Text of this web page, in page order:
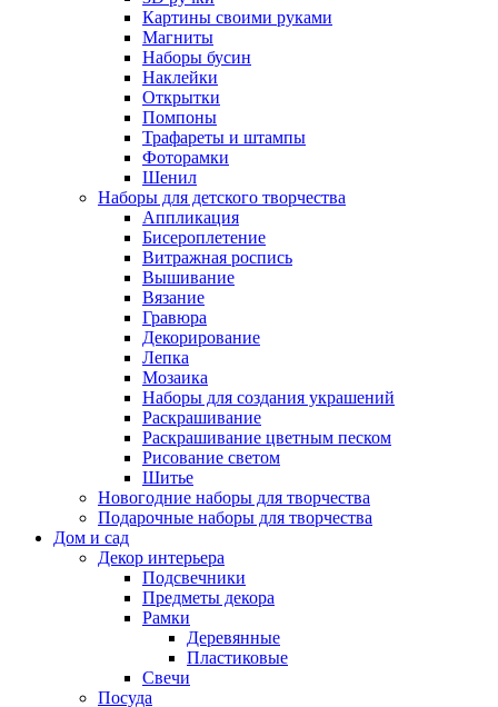
Картины своими руками
Магниты
Наборы бусин
Наклейки
Открытки
Помпоны
Трафареты и штампы
Фоторамки
Шенил
Наборы для детского творчества
Аппликация
Бисероплетение
Витражная роспись
Вышивание
Вязание
Гравюра
Декорирование
Лепка
Мозаика
Наборы для создания украшений
Раскрашивание
Раскрашивание цветным песком
Рисование светом
Шитье
Новогодние наборы для творчества
Подарочные наборы для творчества
Дом и сад
Декор интерьера
Подсвечники
Предметы декора
Рамки
Деревянные
Пластиковые
Свечи
Посуда